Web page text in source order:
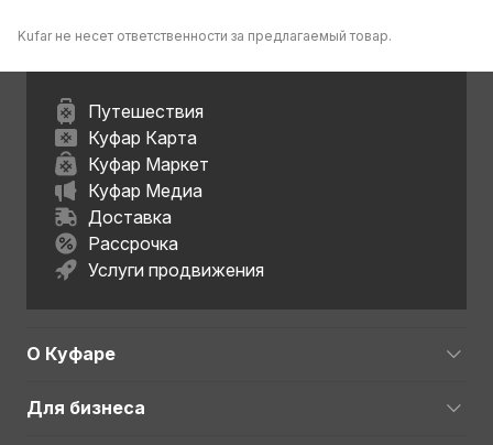
Kufar не несет ответственности за предлагаемый товар.
Путешествия
Куфар Карта
Куфар Маркет
Куфар Медиа
Доставка
Рассрочка
Услуги продвижения
О Куфаре
Для бизнеса